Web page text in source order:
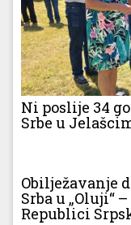
Ni poslije 34
Srbe u
Obilježavanje
Srba u „Oluji“
Republici